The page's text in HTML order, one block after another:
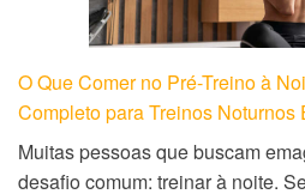
O Que Comer no Pré-Treino à
Completo para Treinos Noturnos
Muitas pessoas que buscam
desafio comum: treinar à noite.